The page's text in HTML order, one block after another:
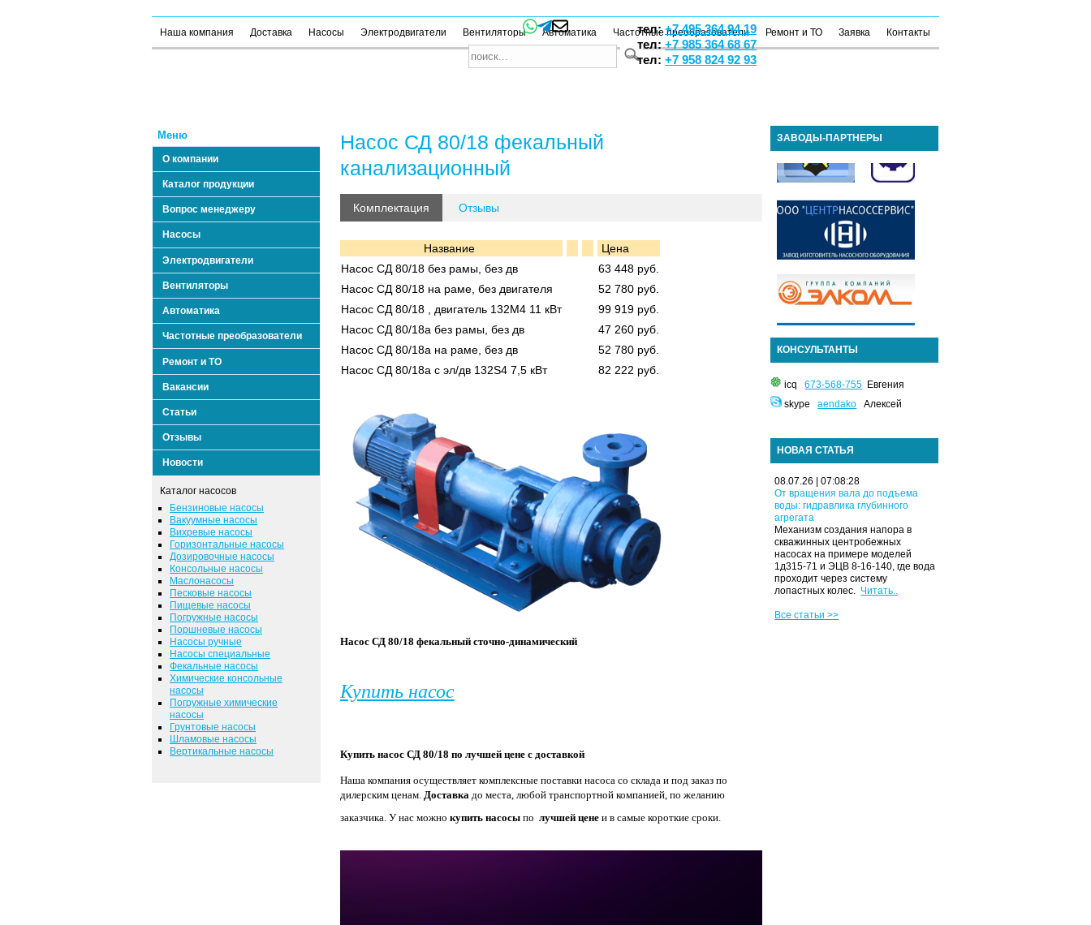
тел:+7 495 364 94 19
тел:+7 985 364 68 67
тел: +7 958 824 92 93
Наша компания Доставка Насосы Электродвигатели Вентиляторы Автоматика Частотные преобразователи Ремонт и ТО Заявка Контакты
Меню
О компании
Каталог продукции
Вопрос менеджеру
Насосы
Электродвигатели
Вентиляторы
Автоматика
Частотные преобразователи
Ремонт и ТО
Вакансии
Статьи
Отзывы
Новости
Каталог насосов
Бензиновые насосы
Вакуумные насосы
Вихревые насосы
Горизонтальные насосы
Дозировочные насосы
Консольные насосы
Маслонасосы
Песковые насосы
Пищевые насосы
Погружные насосы
Поршневые насосы
Насосы ручные
Насосы специальные
Фекальные насосы
Химические консольные
насосы
Погружные химические
насосы
Грунтовые насосы
Шламовые насосы
Вертикальные насосы
Насос СД 80/18 фекальный
канализационный
Комплектация Отзывы
Название
Цена
Насос СД 80/18 без рамы, без дв
63 448 руб.
Насос СД 80/18 на раме, без двигателя
52 780 руб.
Насос СД 80/18 , двигатель 132М4 11 кВт
99 919 руб.
Насос СД 80/18а без рамы, без дв
47 260 руб.
Насос СД 80/18а на раме, без дв
52 780 руб.
Насос СД 80/18а с эл/дв 132S4 7,5 кВт
82 222 руб.
Насос СД 80/18 фекальный сточно-динамический
Купить насос
Купить насос СД 80/18 по лучшей цене с доставкой
Наша компания осуществляет комплексные поставки насоса со склада и под заказ по
дилерским ценам. Доставкадо места, любой транспортной компанией, по желанию
заказчика. У нас можно купить насосыпо лучшей цене и в самые короткие сроки.
ЗАВОДЫ-ПАРТНЕРЫ
КОНСУЛЬТАНТЫ
icq673-568-755 Евгения
skypeaendako Алексей
НОВАЯ СТАТЬЯ
08.07.26 | 07:08:28
От вращения вала до подъема
воды: гидравлика глубинного
агрегата
Механизм создания напора в
скважинных центробежных
насосах на примере моделей
1д315-71 и ЭЦВ 8-16-140, где вода
проходит через систему
лопастных колес. Читать..
Все статьи >>